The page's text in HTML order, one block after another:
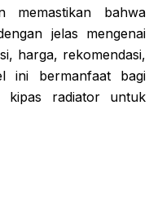
memastikan bahwa
jelas mengenai
harga, rekomendasi,
ini bermanfaat bagi
kipas radiator untuk